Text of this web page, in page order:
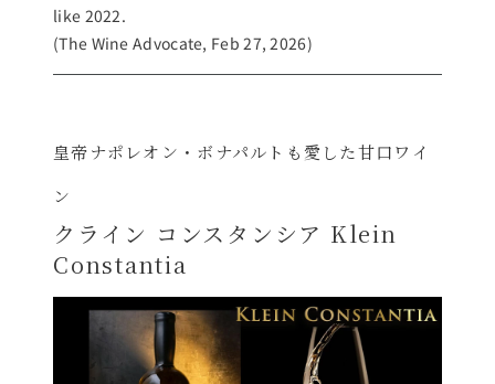
like 2022.
(The Wine Advocate, Feb 27, 2026)
皇帝ナポレオン・ボナパルトも愛した甘口ワイ
ン
クライン コンスタンシア Klein
Constantia